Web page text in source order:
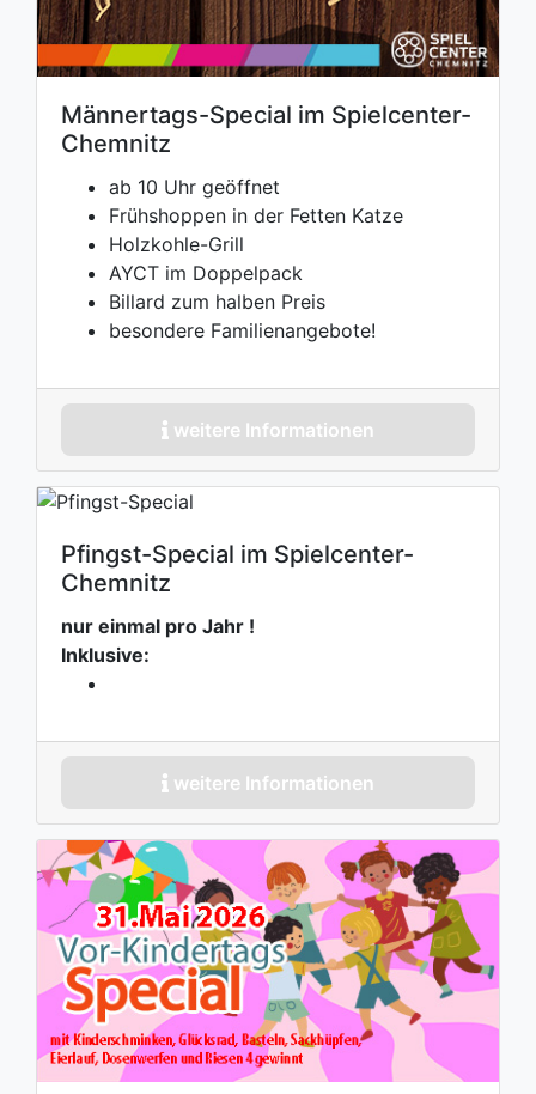
Männertags-Special im Spielcenter-
Chemnitz
ab 10 Uhr geöffnet
Frühshoppen in der Fetten Katze
Holzkohle-Grill
AYCT im Doppelpack
Billard zum halben Preis
besondere Familienangebote!
weitere Informationen
Pfingst-Special im Spielcenter-
Chemnitz
nur einmal pro Jahr !
Inklusive:
weitere Informationen